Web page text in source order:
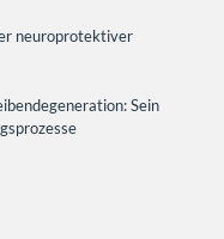
neuroprotektiver
Sein